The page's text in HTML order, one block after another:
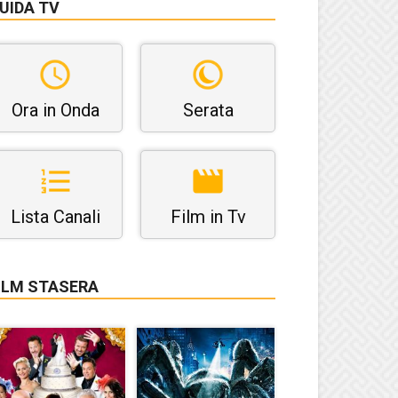
TV
Ora in Onda Serata
Lista Canali Film in Tv
STASERA